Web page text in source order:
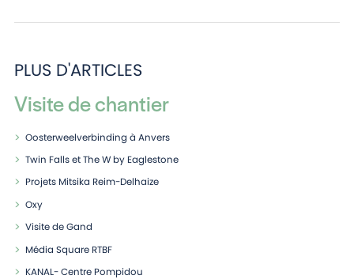
PLUS D'ARTICLES
Visite de chantier
Oosterweelverbinding à Anvers
Twin Falls et The W by Eaglestone
Projets Mitsika Reim-Delhaize
Oxy
Visite de Gand
Média Square RTBF
KANAL- Centre Pompidou